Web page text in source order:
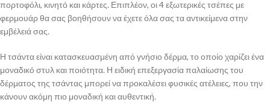
πορτοφόλι, κινητό και κάρτες. Επιπλέον, οι 4 εξωτερικές τσέπες με
φερμουάρ θα σας βοηθήσουν να έχετε όλα σας τα αντικείμενα στην
εμβέλειά σας.
Η τσάντα είναι κατασκευασμένη από γνήσιο δέρμα, το οποίο χαρίζει ένα
μοναδικό στυλ και ποιότητα. Η ειδική επεξεργασία παλαίωσης του
δέρματος της τσάντας μπορεί να προκαλέσει φυσικές ατέλειες, που την
κάνουν ακόμη πιο μοναδική και αυθεντική.